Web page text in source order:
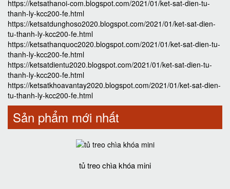
https://ketsathanoi-com.blogspot.com/2021/01/ket-sat-dien-tu-
thanh-ly-kcc200-fe.html
https://ketsatdunghoso2020.blogspot.com/2021/01/ket-sat-dien-
tu-thanh-ly-kcc200-fe.html
https://ketsathanquoc2020.blogspot.com/2021/01/ket-sat-dien-tu-
thanh-ly-kcc200-fe.html
https://ketsatdientu2020.blogspot.com/2021/01/ket-sat-dien-tu-
thanh-ly-kcc200-fe.html
https://ketsatkhoavantay2020.blogspot.com/2021/01/ket-sat-dien-
tu-thanh-ly-kcc200-fe.html
Sản phẩm mới nhất
tủ treo chìa khóa mini